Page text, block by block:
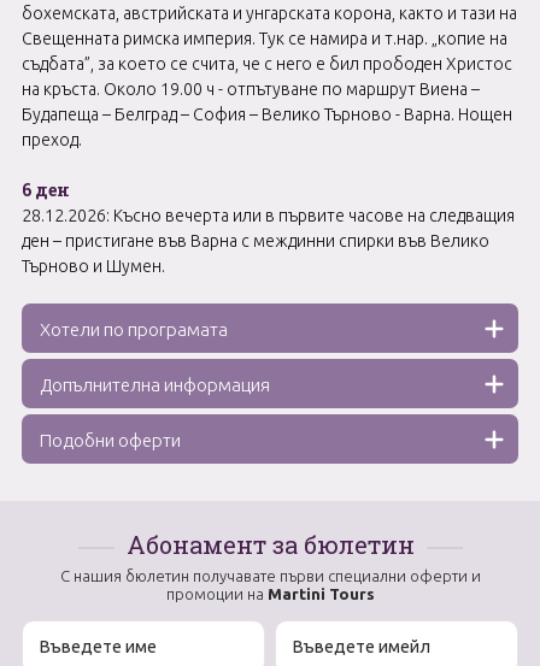
бохемската, австрийската и унгарската корона, както и тази на
Свещенната римска империя. Тук се намира и т.нар. „копие на
съдбата”, за което се счита, че с него е бил прободен Христос
на кръста. Около 19.00 ч - отпътуване по маршрут Виена –
Будапеща – Белград – София – Велико Търново - Варна. Нощен
преход.
6 ден
28.12.2026: Късно вечерта или в първите часове на следващия
ден – пристигане във Варна с междинни спирки във Велико
Търново и Шумен.
Хотели по програмата
Допълнителна информация
Подобни оферти
Абонамент за бюлетин
С нашия бюлетин получавате първи специални оферти и
промоции на Martini Tours